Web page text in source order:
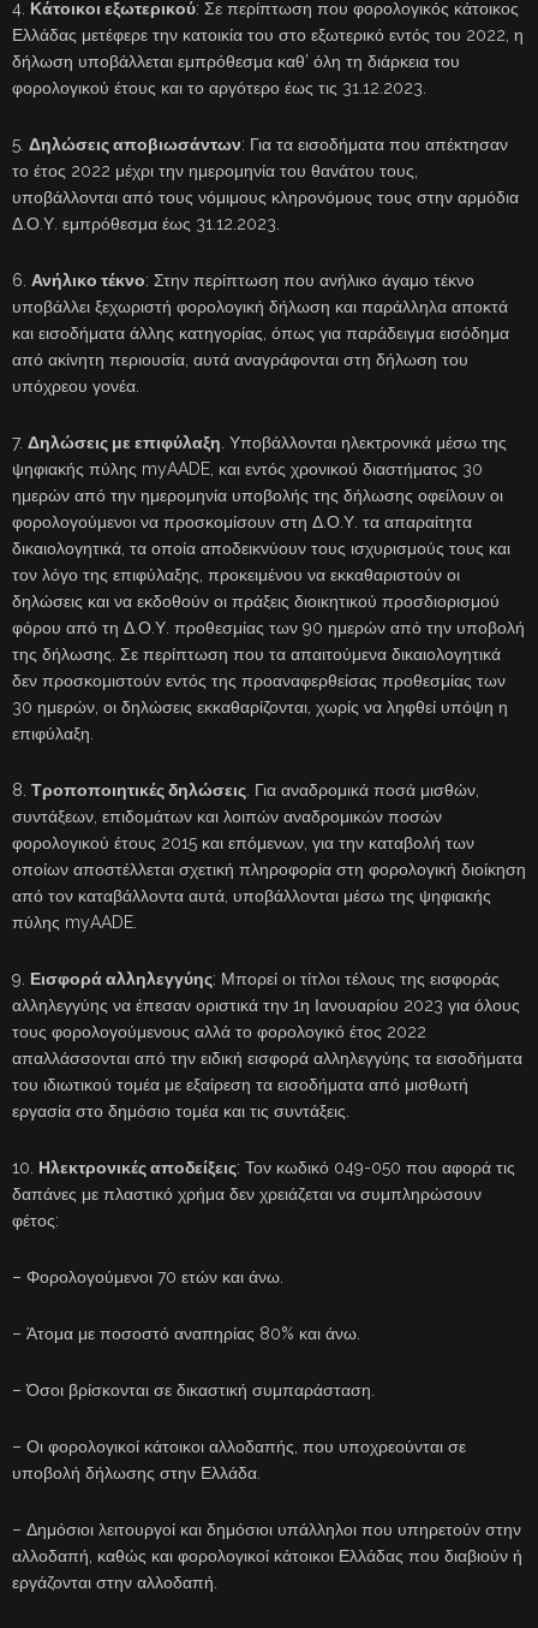
4. Κάτοικοι εξωτερικού: Σε περίπτωση που φορολογικός κάτοικος
Ελλάδας μετέφερε την κατοικία του στο εξωτερικό εντός του 2022, η
δήλωση υποβάλλεται εμπρόθεσμα καθ’ όλη τη διάρκεια του
φορολογικού έτους και το αργότερο έως τις 31.12.2023.
5. Δηλώσεις αποβιωσάντων: Για τα εισοδήματα που απέκτησαν
το έτος 2022 μέχρι την ημερομηνία του θανάτου τους,
υποβάλλονται από τους νόμιμους κληρονόμους τους στην αρμόδια
Δ.Ο.Υ. εμπρόθεσμα έως 31.12.2023.
6. Ανήλικο τέκνο: Στην περίπτωση που ανήλικο άγαμο τέκνο
υποβάλλει ξεχωριστή φορολογική δήλωση και παράλληλα αποκτά
και εισοδήματα άλλης κατηγορίας, όπως για παράδειγμα εισόδημα
από ακίνητη περιουσία, αυτά αναγράφονται στη δήλωση του
υπόχρεου γονέα.
7. Δηλώσεις με επιφύλαξη. Υποβάλλονται ηλεκτρονικά μέσω της
ψηφιακής πύλης myAADE, και εντός χρονικού διαστήματος 30
ημερών από την ημερομηνία υποβολής της δήλωσης οφείλουν οι
φορολογούμενοι να προσκομίσουν στη Δ.Ο.Υ. τα απαραίτητα
δικαιολογητικά, τα οποία αποδεικνύουν τους ισχυρισμούς τους και
τον λόγο της επιφύλαξης, προκειμένου να εκκαθαριστούν οι
δηλώσεις και να εκδοθούν οι πράξεις διοικητικού προσδιορισμού
φόρου από τη Δ.Ο.Υ. προθεσμίας των 90 ημερών από την υποβολή
της δήλωσης. Σε περίπτωση που τα απαιτούμενα δικαιολογητικά
δεν προσκομιστούν εντός της προαναφερθείσας προθεσμίας των
30 ημερών, οι δηλώσεις εκκαθαρίζονται, χωρίς να ληφθεί υπόψη η
επιφύλαξη.
8. Τροποποιητικές δηλώσεις. Για αναδρομικά ποσά μισθών,
συντάξεων, επιδομάτων και λοιπών αναδρομικών ποσών
φορολογικού έτους 2015 και επόμενων, για την καταβολή των
οποίων αποστέλλεται σχετική πληροφορία στη φορολογική διοίκηση
από τον καταβάλλοντα αυτά, υποβάλλονται μέσω της ψηφιακής
πύλης myAADE.
9. Εισφορά αλληλεγγύης: Μπορεί οι τίτλοι τέλους της εισφοράς
αλληλεγγύης να έπεσαν οριστικά την 1η Ιανουαρίου 2023 για όλους
τους φορολογούμενους αλλά το φορολογικό έτος 2022
απαλλάσσονται από την ειδική εισφορά αλληλεγγύης τα εισοδήματα
του ιδιωτικού τομέα με εξαίρεση τα εισοδήματα από μισθωτή
εργασία στο δημόσιο τομέα και τις συντάξεις.
10. Ηλεκτρονικές αποδείξεις: Τον κωδικό 049-050 που αφορά τις
δαπάνες με πλαστικό χρήμα δεν χρειάζεται να συμπληρώσουν
φέτος:
– Φορολογούμενοι 70 ετών και άνω.
– Άτομα με ποσοστό αναπηρίας 80% και άνω.
– Όσοι βρίσκονται σε δικαστική συμπαράσταση.
– Οι φορολογικοί κάτοικοι αλλοδαπής, που υποχρεούνται σε
υποβολή δήλωσης στην Ελλάδα.
– Δημόσιοι λειτουργοί και δημόσιοι υπάλληλοι που υπηρετούν στην
αλλοδαπή, καθώς και φορολογικοί κάτοικοι Ελλάδας που διαβιούν ή
εργάζονται στην αλλοδαπή.